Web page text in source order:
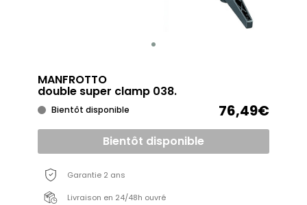
MANFROTTO
double super clamp 038.
Bientôt disponible 76,49€
Bientôt disponible
Garantie 2 ans
Livraison en 24/48h ouvré